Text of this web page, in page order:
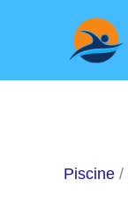
Piscine /